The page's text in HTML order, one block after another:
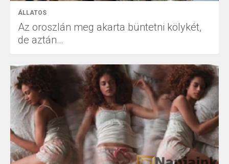
ÁLLATOS
Az oroszlán meg akarta büntetni kölykét,
de aztán…